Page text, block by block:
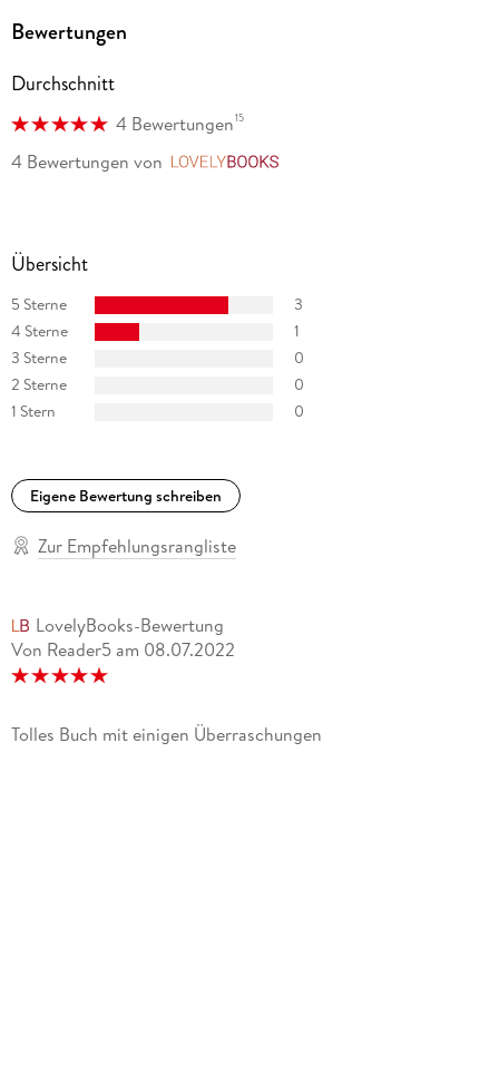
Bewertungen
Durchschnitt
4 Bewertungen15
4 Bewertungen von
Übersicht
5 Sterne
3
4 Sterne
1
3 Sterne
0
2 Sterne
0
1 Stern
0
Eigene Bewertung schreiben
Zur Empfehlungsrangliste
LovelyBooks-Bewertung
Von Reader5 am 08.07.2022
Tolles Buch mit einigen Überraschungen